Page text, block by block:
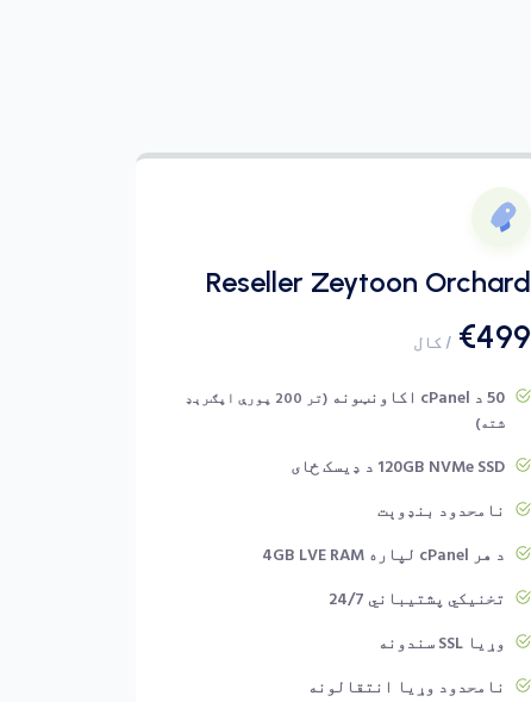
Reseller Zeytoon Orchard
€499 / کال
50 د cPanel اکاونټونه
(تر 200 پورې اپګرېډ
شته)
120GB NVMe SSD د ډیسک ځای
نامحدود بنډوېت
د هر cPanel لپاره 4GB LVE RAM
تخنیکي پشتیباني 24/7
وړیا SSL سندونه
نامحدود وړیا انتقالونه